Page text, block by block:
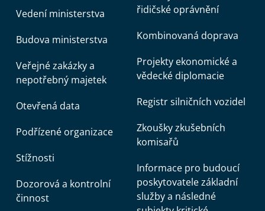
Vedení ministerstva
Budova ministerstva
Veřejné zakázky a
nepotřebný majetek
Otevřená data
Podřízené organizace
Stížnosti
Dozorová a kontrolní
činnost
řidičské oprávnění
Kombinovaná doprava
Projekty ekonomické a
vědecké diplomacie
Registr silničních vozidel
Zkoušky zkušebních
komisařů
Informace pro budoucí
poskytovatele základní
služby a následné